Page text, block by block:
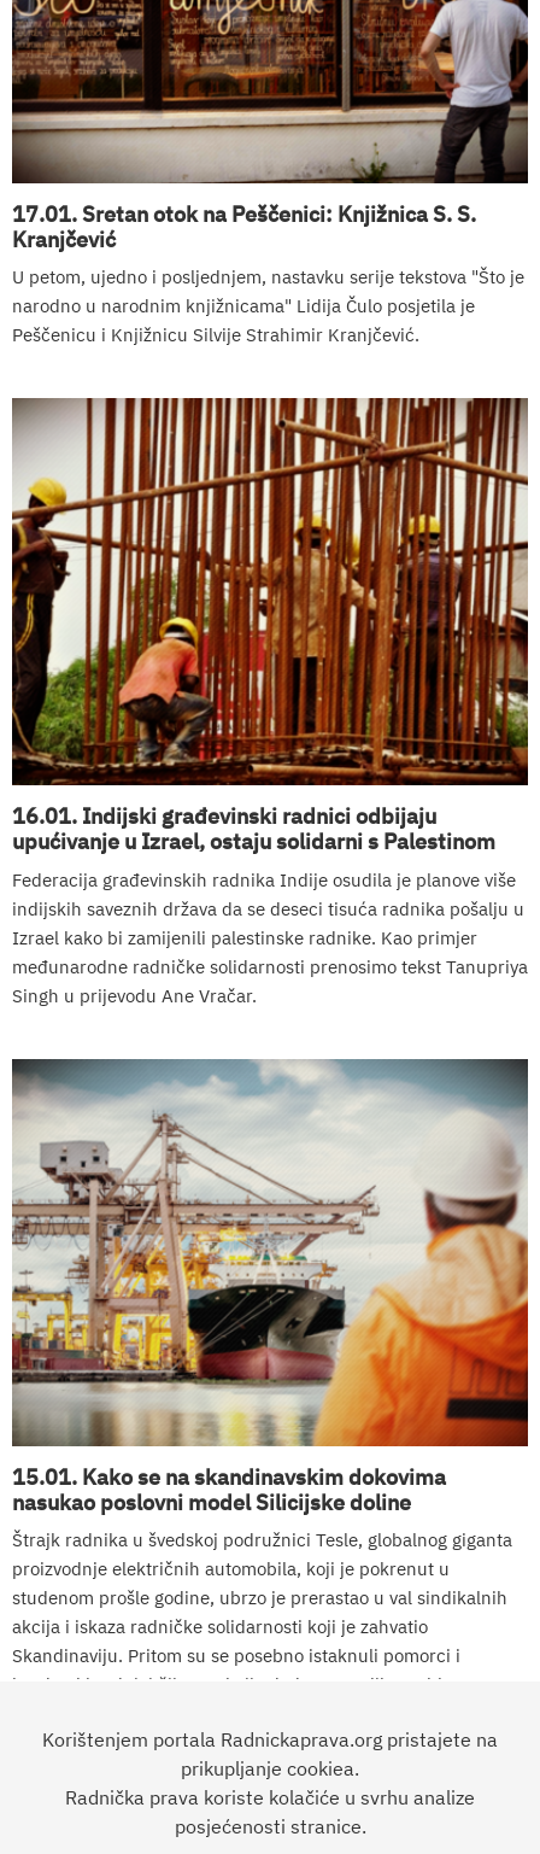
17.01. Sretan otok na Peščenici: Knjižnica S. S.
Kranjčević
U petom, ujedno i posljednjem, nastavku serije tekstova "Što je
narodno u narodnim knjižnicama" Lidija Čulo posjetila je
Peščenicu i Knjižnicu Silvije Strahimir Kranjčević.
16.01. Indijski građevinski radnici odbijaju
upućivanje u Izrael, ostaju solidarni s Palestinom
Federacija građevinskih radnika Indije osudila je planove više
indijskih saveznih država da se deseci tisuća radnika pošalju u
Izrael kako bi zamijenili palestinske radnike. Kao primjer
međunarodne radničke solidarnosti prenosimo tekst Tanupriya
Singh u prijevodu Ane Vračar.
15.01. Kako se na skandinavskim dokovima
nasukao poslovni model Silicijske doline
Štrajk radnika u švedskoj podružnici Tesle, globalnog giganta
proizvodnje električnih automobila, koji je pokrenut u
studenom prošle godine, ubrzo je prerastao u val sindikalnih
akcija i iskaza radničke solidarnosti koji je zahvatio
Skandinaviju. Pritom su se posebno istaknuli pomorci i
brodarski radnici čije su akcije dodatno ogolile probleme
prethodna … 6 7 8 9 10
11
14 … sljedeća
Korištenjem portala Radnickaprava.org pristajete na
prikupljanje cookiea.
Radnička prava koriste kolačiće u svrhu analize
posjećenosti stranice.